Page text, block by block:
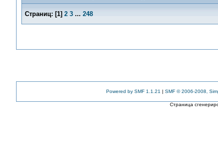
Страниц: [1] 2 3 ... 248
Powered by SMF 1.1.21 | SMF © 2006-2008,
Страница